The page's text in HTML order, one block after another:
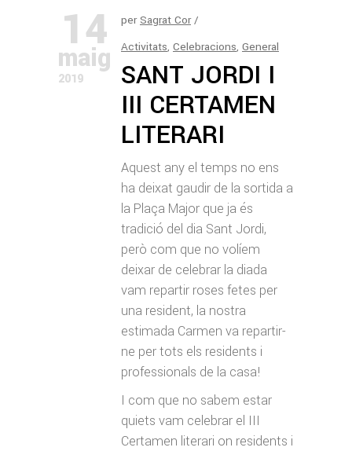
14
maig
2019
perSagrat Cor
Activitats, Celebracions, General
SANT JORDI I
III CERTAMEN
LITERARI
Aquest any el temps no ens
ha deixat gaudir de la sortida a
la Plaça Major que ja és
tradició del dia Sant Jordi,
però com que no volíem
deixar de celebrar la diada
vam repartir roses fetes per
una resident, la nostra
estimada Carmen va repartir-
ne per tots els residents i
professionals de la casa!
I com que no sabem estar
quiets vam celebrar el III
Certamen literari on residents i